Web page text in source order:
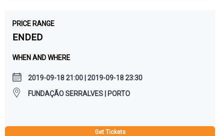
PRICE RANGE
ENDED
WHEN AND WHERE
2019-09-18 21:00 | 2019-09-18 23:30
FUNDAÇÃO SERRALVES | PORTO
Get Tickets